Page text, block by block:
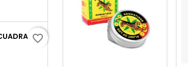
MACETA CUADRADA NEGRA
favorite_border